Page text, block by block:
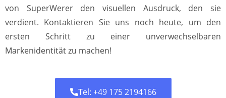
von SuperWerer den visuellen Ausdruck, den sie
verdient. Kontaktieren Sie uns noch heute, um den
ersten Schritt zu einer unverwechselbaren
Markenidentität zu machen!
Tel: +49 175 2194166